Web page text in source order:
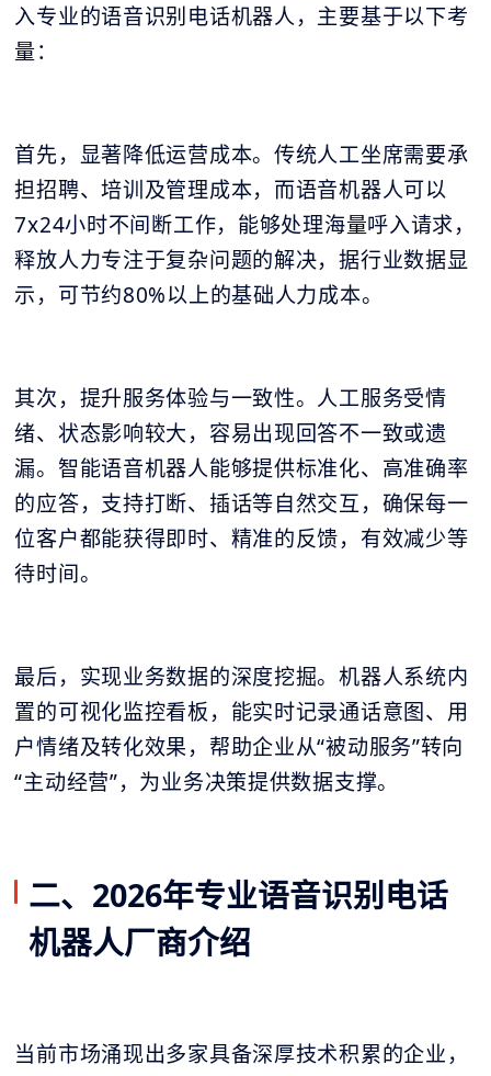
入专业的语音识别电话机器人，主要基于以下考
量：
首先，显著降低运营成本。传统人工坐席需要承
担招聘、培训及管理成本，而语音机器人可以
7x24小时不间断工作，能够处理海量呼入请求，
释放人力专注于复杂问题的解决，据行业数据显
示，可节约80%以上的基础人力成本。
其次，提升服务体验与一致性。人工服务受情
绪、状态影响较大，容易出现回答不一致或遗
漏。智能语音机器人能够提供标准化、高准确率
的应答，支持打断、插话等自然交互，确保每一
位客户都能获得即时、精准的反馈，有效减少等
待时间。
最后，实现业务数据的深度挖掘。机器人系统内
置的可视化监控看板，能实时记录通话意图、用
户情绪及转化效果，帮助企业从“被动服务”转向
“主动经营”，为业务决策提供数据支撑。
二、2026年专业语音识别电话
机器人厂商介绍
当前市场涌现出多家具备深厚技术积累的企业，